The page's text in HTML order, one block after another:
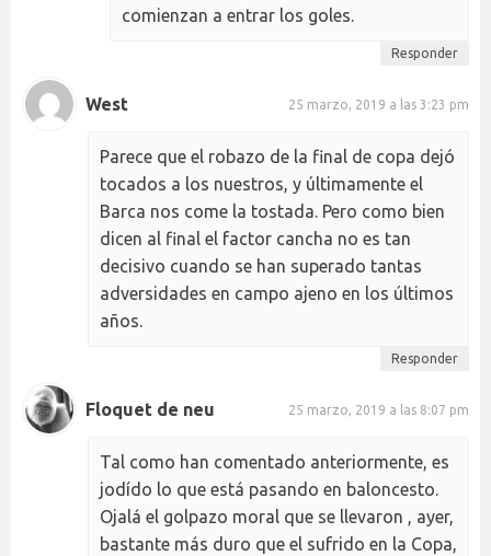
comienzan a entrar los goles.
Responder
West 25 marzo, 2019 a las 3:23 pm
Parece que el robazo de la final de copa dejó
tocados a los nuestros, y últimamente el
Barca nos come la tostada. Pero como bien
dicen al final el factor cancha no es tan
decisivo cuando se han superado tantas
adversidades en campo ajeno en los últimos
años.
Responder
Floquet de neu 25 marzo, 2019 a las 8:07 pm
Tal como han comentado anteriormente, es
jodído lo que está pasando en baloncesto.
Ojalá el golpazo moral que se llevaron , ayer,
bastante más duro que el sufrido en la Copa,